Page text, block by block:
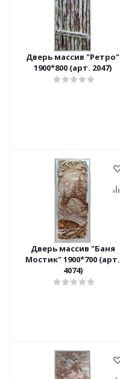
Дверь массив "Ретро"
1900*800 (арт. 2047)
Дверь массив "Баня
Мостик" 1900*700 (арт.
4074)